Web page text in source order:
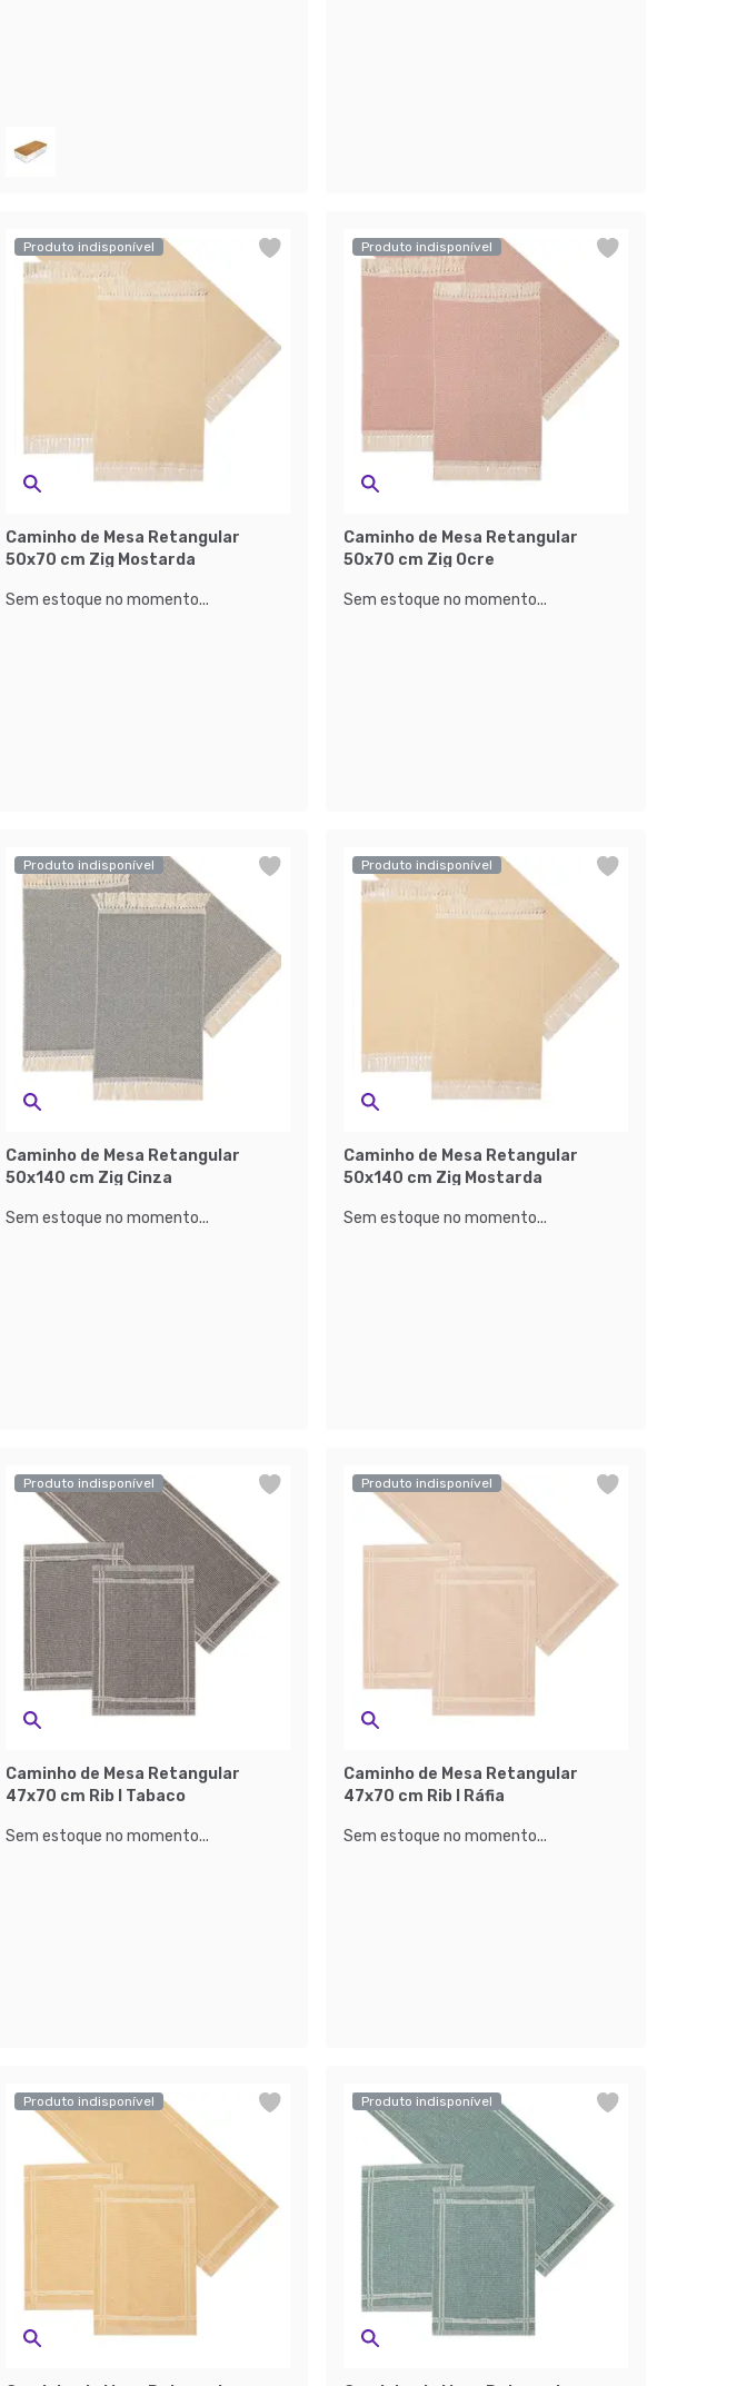
Produto indisponível
Caminho de Mesa Retangular
50x70 cm Zig Mostarda
Sem estoque no momento...
Produto indisponível
Caminho de Mesa Retangular
50x70 cm Zig Ocre
Sem estoque no momento...
Produto indisponível
Caminho de Mesa Retangular
50x140 cm Zig Cinza
Sem estoque no momento...
Produto indisponível
Caminho de Mesa Retangular
50x140 cm Zig Mostarda
Sem estoque no momento...
Produto indisponível
Caminho de Mesa Retangular
47x70 cm Rib I Tabaco
Sem estoque no momento...
Produto indisponível
Caminho de Mesa Retangular
47x70 cm Rib I Ráfia
Sem estoque no momento...
Produto indisponível Produto indisponível